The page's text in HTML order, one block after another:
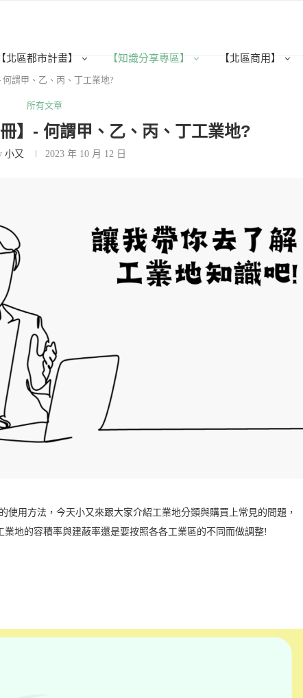
【北區都市計畫】 【知識分享專區】 【北區商用】
何謂甲、乙、丙、丁工業地?
所有文章
】- 何謂甲、乙、丙、丁工業地?
小又 2023 年 10 月 12 日
用方法，今天小又來跟大家介紹工業地分類與購買上常見的問題，
地的容積率與建蔽率還是要按照各各工業區的不同而做調整!